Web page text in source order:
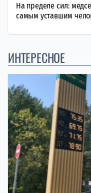
На пределе сил:
самым уставшим
ИНТЕРЕСНОЕ